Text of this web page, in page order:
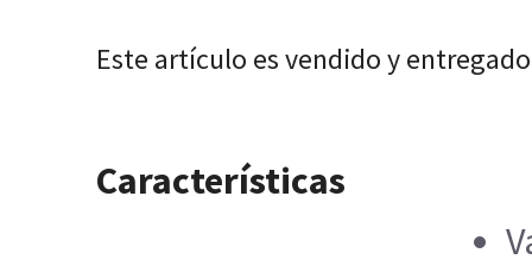
Este artículo es vendido y
Características